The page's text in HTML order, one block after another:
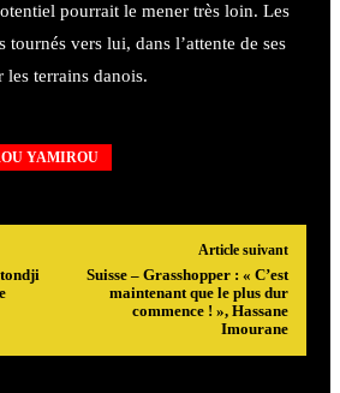
pourrait le mener très loin. Les
tournés vers lui, dans l’attente de ses
les terrains danois.
YAMIROU
Article suivant
Suisse – Grasshopper : « C’est
maintenant que le plus dur
commence ! », Hassane
Imourane